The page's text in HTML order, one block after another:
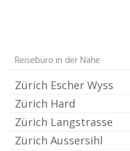
Reisebüro in der Nähe
Zürich Escher Wyss
Zürich Hard
Zürich Langstrasse
Zürich Aussersihl